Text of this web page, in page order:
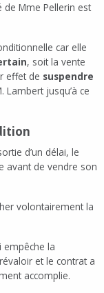
Mme Pellerin est
car elle
, soit la vente
effet de suspendre
Lambert jusqu’à ce
d’un délai, le
avant de vendre son
volontairement la
empêche la
et le contrat a
accomplie.